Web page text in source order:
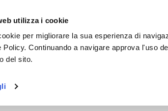
utilizza i cookie
per migliorare la sua esperienza di
Policy. Continuando a navigare approva l'uso
del sito.